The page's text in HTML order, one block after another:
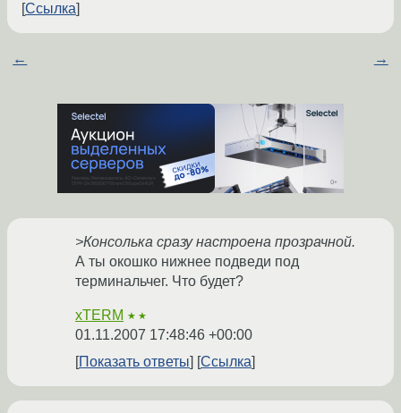
Ссылка
← →
>Консолька сразу настроена прозрачной.
А ты окошко нижнее подведи под
терминальчег. Что будет?
xTERM ★★
01.11.2007 17:48:46 +00:00
Показать ответы
Ссылка